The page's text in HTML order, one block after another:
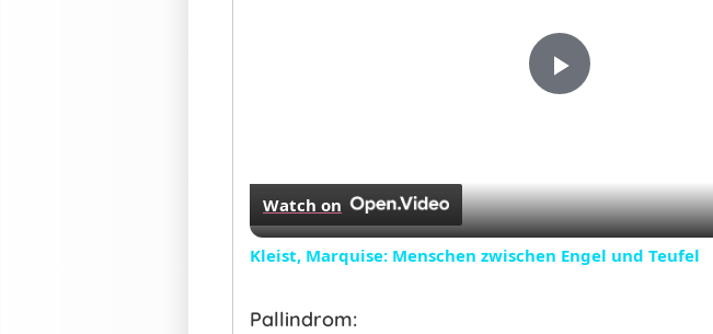
Play
Watch on
Kleist, Marquise: Menschen zwischen Engel und Teufel
Pallindrom: